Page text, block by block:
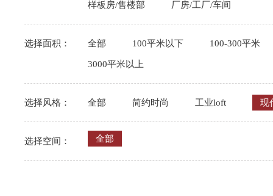
样板房/售楼部 厂房/工厂/车间
选择面积： 全部 100平米以下 100-300平米
3000平米以上
选择风格： 全部 简约时尚 工业loft 现
选择空间： 全部